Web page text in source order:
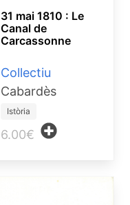
31 mai 1810 : Le
Canal de
Carcassonne
Collectiu
Cabardès
Istòria
6.00€